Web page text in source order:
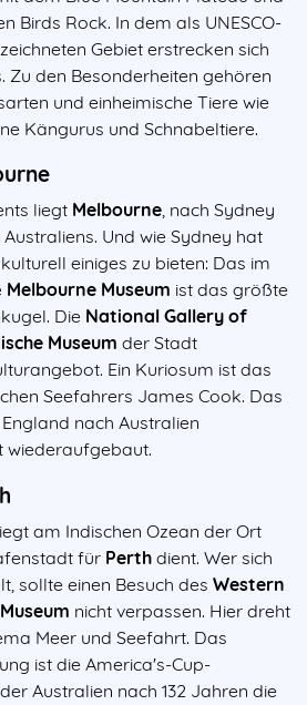
Birds Rock. In dem als UNESCO-
Gebiet erstrecken sich
Zu den Besonderheiten gehören
und einheimische Tiere wie
Kängurus und Schnabeltiere.
liegt Melbourne, nach Sydney
Und wie Sydney hat
einiges zu bieten: Das im
Melbourne Museum ist das größte
Die National Gallery of
Museum der Stadt
Ein Kuriosum ist das
Seefahrers James Cook. Das
nach Australien
am Indischen Ozean der Ort
für Perth dient. Wer sich
sollte einen Besuch des Western
nicht verpassen. Hier dreht
Meer und Seefahrt. Das
ist die America's-Cup-
Australien nach 132 Jahren die